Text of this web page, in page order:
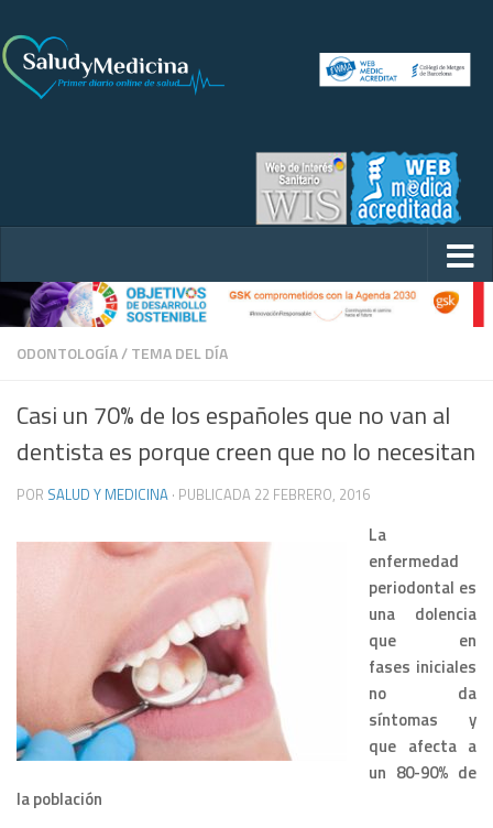
ODONTOLOGÍA/TEMA DEL DÍA
Casi un 70% de los españoles que no van al
dentista es porque creen que no lo necesitan
POR SALUD Y MEDICINA · PUBLICADA 22 FEBRERO, 2016
La
enfermedad
periodontal es
una dolencia
que en
fases iniciales
no da
síntomas y
que afecta a
un 80-90% de
la población